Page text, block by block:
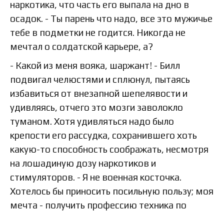
наркотика, что часть его выпала на дно в
осадок. - Ты парень что надо, все это мужичье
тебе в подметки не годится. Никогда не
мечтал о солдатской карьере, а?
- Какой из меня вояка, шаржант! - Билл
подвигал челюстями и сплюнул, пытаясь
избавиться от внезапной шепелявости и
удивляясь, отчего это мозги заволокло
туманом. Хотя удивляться надо было
крепости его рассудка, сохранившего хоть
какую-то способность соображать, несмотря
на лошадиную дозу наркотиков и
стимуляторов. - Я не военная косточка.
Хотелось бы приносить посильную пользу; моя
мечта - получить профессию техника по